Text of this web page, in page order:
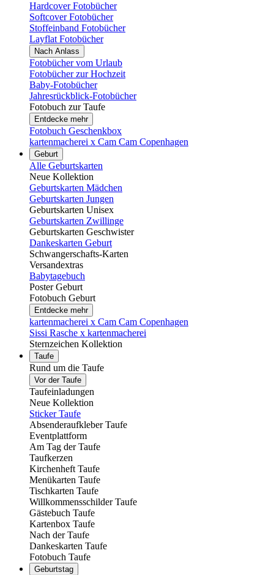
Hardcover Fotobücher
Softcover Fotobücher
Stoffeinband Fotobücher
Layflat Fotobücher
Nach Anlass
Fotobücher vom Urlaub
Fotobücher zur Hochzeit
Baby-Fotobücher
Jahresrückblick-Fotobücher
Fotobuch zur Taufe
Entdecke mehr
Fotobuch Geschenkbox
kartenmacherei x Cam Cam Copenhagen
Geburt
Alle Geburtskarten
Neue Kollektion
Geburtskarten Mädchen
Geburtskarten Jungen
Geburtskarten Unisex
Geburtskarten Zwillinge
Geburtskarten Geschwister
Dankeskarten Geburt
Schwangerschafts-Karten
Versandextras
Babytagebuch
Poster Geburt
Fotobuch Geburt
Entdecke mehr
kartenmacherei x Cam Cam Copenhagen
Sissi Rasche x kartenmacherei
Sternzeichen Kollektion
Taufe
Rund um die Taufe
Vor der Taufe
Taufeinladungen
Neue Kollektion
Sticker Taufe
Absenderaufkleber Taufe
Eventplattform
Am Tag der Taufe
Taufkerzen
Kirchenheft Taufe
Menükarten Taufe
Tischkarten Taufe
Willkommensschilder Taufe
Gästebuch Taufe
Kartenbox Taufe
Nach der Taufe
Dankeskarten Taufe
Fotobuch Taufe
Geburtstag